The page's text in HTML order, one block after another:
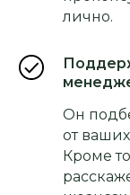
лично.
Он
от
Кроме